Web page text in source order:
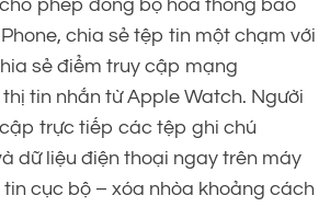
phép đồng bộ hóa thông báo
chia sẻ tệp tin một chạm với
sẻ điểm truy cập mạng
tin nhắn từ Apple Watch. Người
trực tiếp các tệp ghi chú
dữ liệu điện thoại ngay trên máy
cục bộ – xóa nhòa khoảng cách